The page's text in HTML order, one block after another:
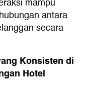
antara
secara
Konsisten di
Hotel